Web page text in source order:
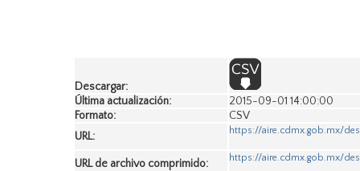
Descargar:
Última actualización:
2015-09-01 14:00:00
Formato:
CSV
URL:
https://aire.cdmx.gob.mx/
URL de archivo comprimido: https://aire.cdmx.gob.mx/